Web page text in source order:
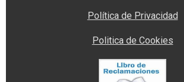
Política de Privacidad
Politica de Cookies